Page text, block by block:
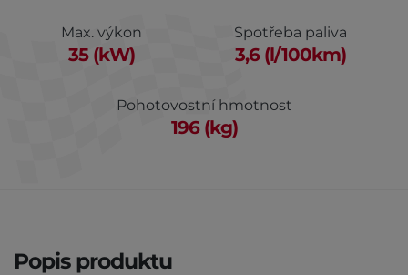
Max. výkon
35 (kW)
Spotřeba paliva
3,6 (l/100km)
Pohotovostní hmotnost
196 (kg)
Popis produktu